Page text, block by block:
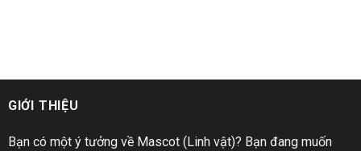
GIỚI THIỆU
Bạn có một ý tưởng về Mascot (Linh vật)? Bạn đang muốn